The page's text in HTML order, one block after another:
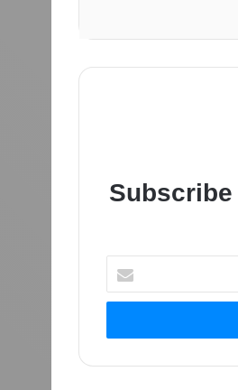
votre
adresse